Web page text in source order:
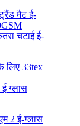
चटाई ई-
ग्लास